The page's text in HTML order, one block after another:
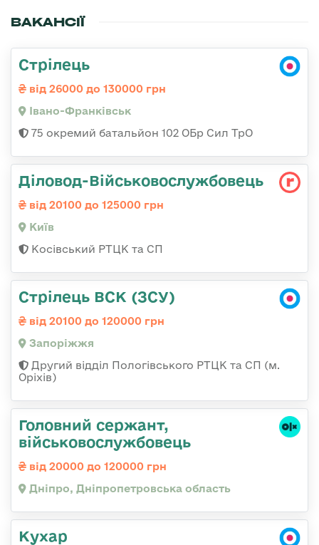
ВАКАНСІЇ
Стрілець
від 26000 до 130000 грн
Івано-Франківськ
75 окремий батальйон 102 ОБр Сил ТрО
Діловод-Військовослужбовець
від 20100 до 125000 грн
Київ
Косівський РТЦК та СП
Стрілець ВСК (ЗСУ)
від 20100 до 120000 грн
Запоріжжя
Другий відділ Пологівського РТЦК та СП (м.
Оріхів)
Головний сержант,
військовослужбовець
від 20000 до 120000 грн
Дніпро, Дніпропетровська область
Кухар